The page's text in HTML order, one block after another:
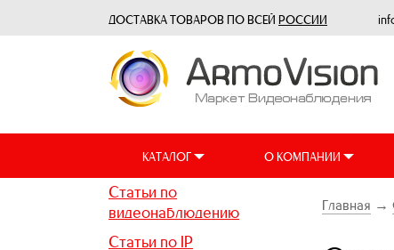
ДОСТАВКА ТОВАРОВ ПО ВСЕЙ РОССИИ
КАТАЛОГ О КОМПАНИИ
Статьи по
видеонаблюдению
Статьи по IP
Главная →